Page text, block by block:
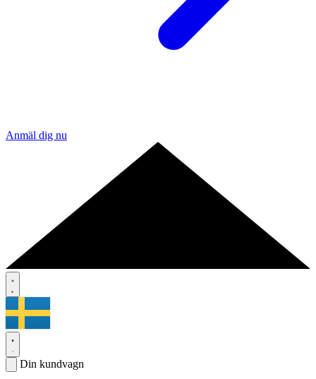
Anmäl dig nu
Din kundvagn